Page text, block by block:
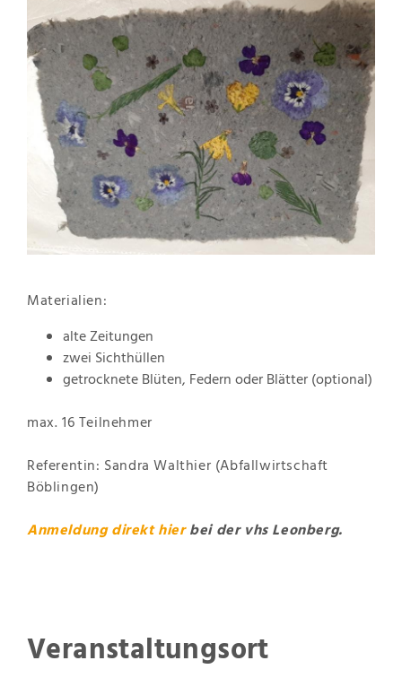
Materialien:
alte Zeitungen
zwei Sichthüllen
getrocknete Blüten, Federn oder Blätter (optional)
max. 16 Teilnehmer
Referentin: Sandra Walthier (Abfallwirtschaft
Böblingen)
Anmeldung direkt hierbei der vhs Leonberg.
Veranstaltungsort